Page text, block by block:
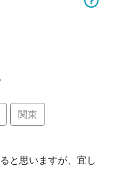
関東
と思いますが、宜し